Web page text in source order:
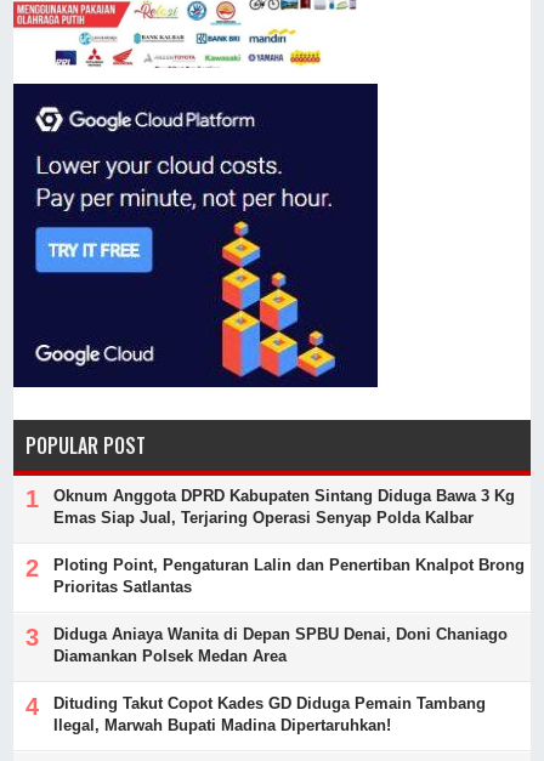
POPULAR POST
Oknum Anggota DPRD Kabupaten Sintang Diduga Bawa 3 Kg
Emas Siap Jual, Terjaring Operasi Senyap Polda Kalbar
Ploting Point, Pengaturan Lalin dan Penertiban Knalpot Brong
Prioritas Satlantas
Diduga Aniaya Wanita di Depan SPBU Denai, Doni Chaniago
Diamankan Polsek Medan Area
Dituding Takut Copot Kades GD Diduga Pemain Tambang
Ilegal, Marwah Bupati Madina Dipertaruhkan!